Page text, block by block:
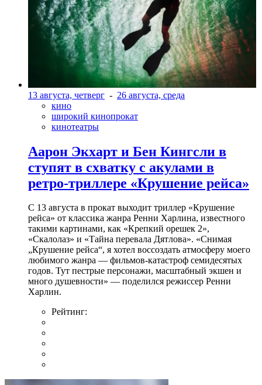
13 августа, четверг - 26 августа, среда
кино
широкий кинопрокат
кинотеатры
Аарон Экхарт и Бен Кингсли в
ступят в схватку с акулами в
ретро-триллере «Крушение рейса»
С 13 августа в прокат выходит триллер «Крушение
рейса» от классика жанра Ренни Харлина, известного
такими картинами, как «Крепкий орешек 2»,
«Скалолаз» и «Тайна перевала Дятлова». «Снимая
„Крушение рейса“, я хотел воссоздать атмосферу моего
любимого жанра — фильмов-катастроф семидесятых
годов. Тут пестрые персонажи, масштабный экшен и
много душевности» — поделился режиссер Ренни
Харлин.
Рейтинг: